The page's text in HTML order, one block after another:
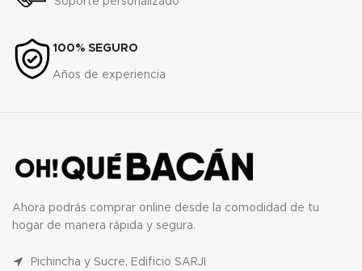
100% SEGURO
Años de experiencia
Ahora podrás comprar online desde la comodidad de tu
hogar de manera rápida y segura.
Pichincha y Sucre, Edificio SARJI